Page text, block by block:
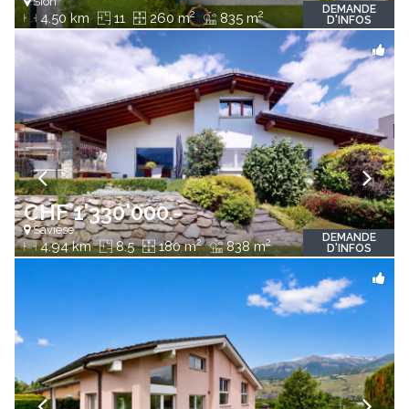
4.50 km 11 260 m2 835 m2
DEMANDE
D'INFOS
CHF 1'330'000.-
Savièse
4.94 km 8.5 180 m2 838 m2
DEMANDE
D'INFOS